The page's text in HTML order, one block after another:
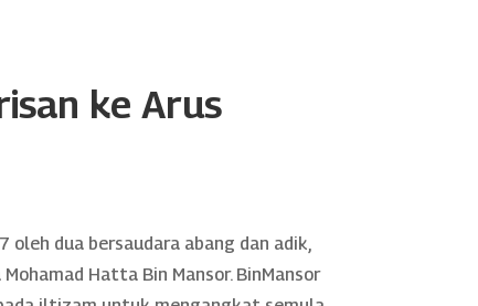
ke Arus
dua bersaudara abang dan adik,
Hatta Bin Mansor. BinMansor